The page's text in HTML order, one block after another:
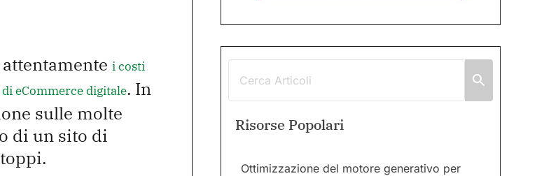
i costi
eCommerce digitale. In
sulle molte
di un sito di
Risorse Popolari
Ottimizzazione del motore generativo per